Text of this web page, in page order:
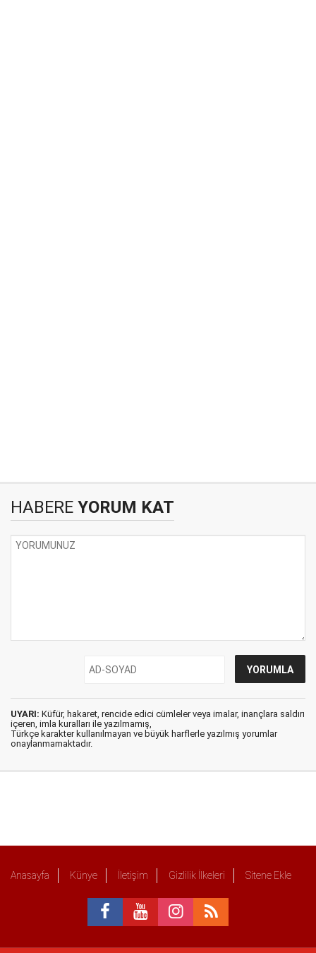
HABERE YORUM KAT
UYARI: Küfür, hakaret, rencide edici cümleler veya imalar, inançlara saldırı
içeren, imla kuralları ile yazılmamış,
Türkçe karakter kullanılmayan ve büyük harflerle yazılmış yorumlar
onaylanmamaktadır.
Anasayfa Künye İletişim Gizlilik İlkeleri Sitene Ekle